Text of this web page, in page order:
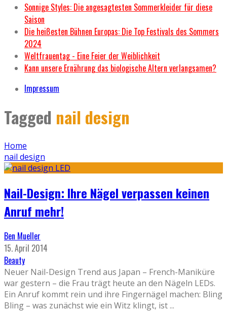
Sonnige Styles: Die angesagtesten Sommerkleider für diese
Saison
Die heißesten Bühnen Europas: Die Top Festivals des Sommers
2024
Weltfrauentag - Eine Feier der Weiblichkeit
Kann unsere Ernährung das biologische Altern verlangsamen?
Impressum
Tagged nail design
Home
nail design
Nail-Design: Ihre Nägel verpassen keinen
Anruf mehr!
Ben Mueller
15. April 2014
Beauty
Neuer Nail-Design Trend aus Japan – French-Maniküre
war gestern – die Frau trägt heute an den Nägeln LEDs.
Ein Anruf kommt rein und ihre Fingernägel machen: Bling
Bling – was zunächst wie ein Witz klingt, ist...